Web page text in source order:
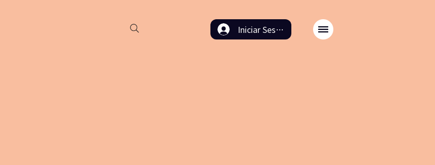
Iniciar Sesión